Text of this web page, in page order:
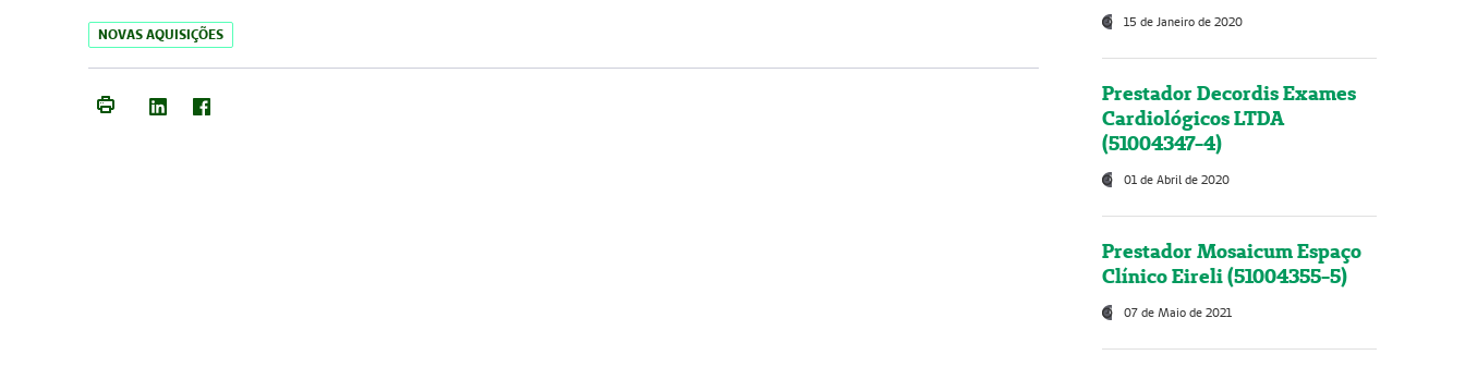
NOVAS AQUISIÇÕES
15 de Janeiro de 2020
Prestador Decordis Exames
Cardiológicos LTDA
(51004347-4)
01 de Abril de 2020
Prestador Mosaicum Espaço
Clínico Eireli (51004355-5)
07 de Maio de 2021